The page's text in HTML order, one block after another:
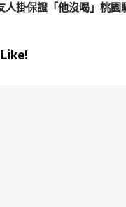
人掛保證「他沒喝」桃園